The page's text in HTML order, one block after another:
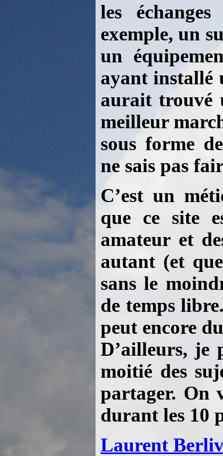
les
exemple, un
un
ayant installé
aurait trouvé
meilleur
sous forme
ne sais pas
C’est un
que ce site
amateur et
autant (et
sans le
de temps
peut encore
D’ailleurs, je
moitié des
partager. On
durant les 10
Laurent